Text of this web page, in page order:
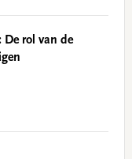
De rol van de